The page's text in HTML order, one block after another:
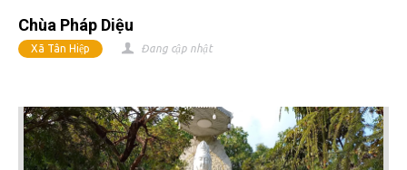
Chùa Pháp Diệu
Xã Tân Hiệp Đang cập nhật